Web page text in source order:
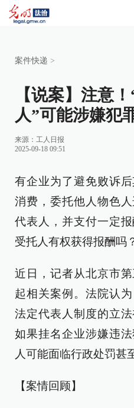
案件快递 >
【说案】注意
人”可能涉嫌犯
来源： 工人日报
2025-09-18 09:51
有企业为了避免败诉
消费，委托他人物色
代表人，并支付一定
受托人有权获得报酬吗
近日，记者从北京市
起相关案例。法院认
法定代表人制度的立法
如果挂名企业涉嫌违
人可能面临行政处罚甚
【案情回顾】